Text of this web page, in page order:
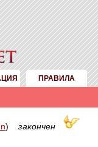
ПРАВИЛА
) закончен